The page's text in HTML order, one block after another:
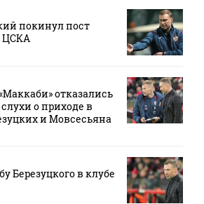
покинул пост
ЦСКА
отказались
о приходе в
и Мовсесьяна
Березуцкого в клубе